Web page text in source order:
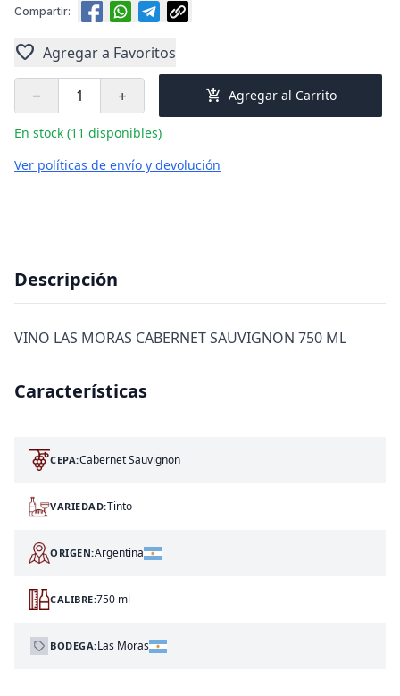
Compartir:
favorite Agregar a Favoritos
remove add add_shopping_cart Agregar al Carrito
En stock (11 disponibles)
Ver políticas de envío y devolución
Descripción
VINO LAS MORAS CABERNET SAUVIGNON 750 ML
Características
CEPA:Cabernet Sauvignon
VARIEDAD:Tinto
ORIGEN:Argentina
CALIBRE:750 ml
BODEGA:Las Moras